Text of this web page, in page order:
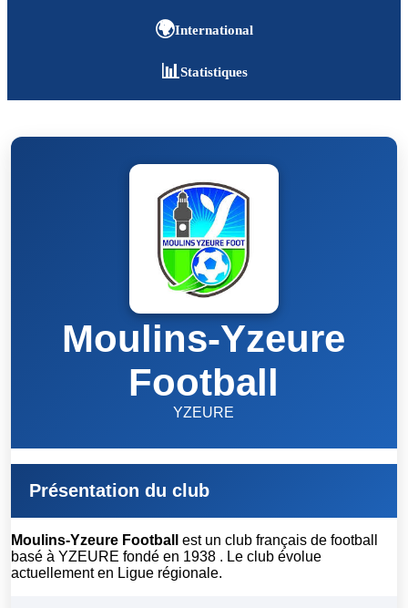
🌍International
📊Statistiques
Moulins-Yzeure
Football
YZEURE
Présentation du club
Moulins-Yzeure Football
est un club français de football
basé à YZEURE fondé en 1938 . Le club évolue
actuellement en Ligue régionale.